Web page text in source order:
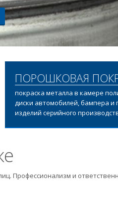
ПОРОШКОВАЯ
покраска металла в камере
диски автомобилей, бампера и
изделий серийного
Профессионализм и